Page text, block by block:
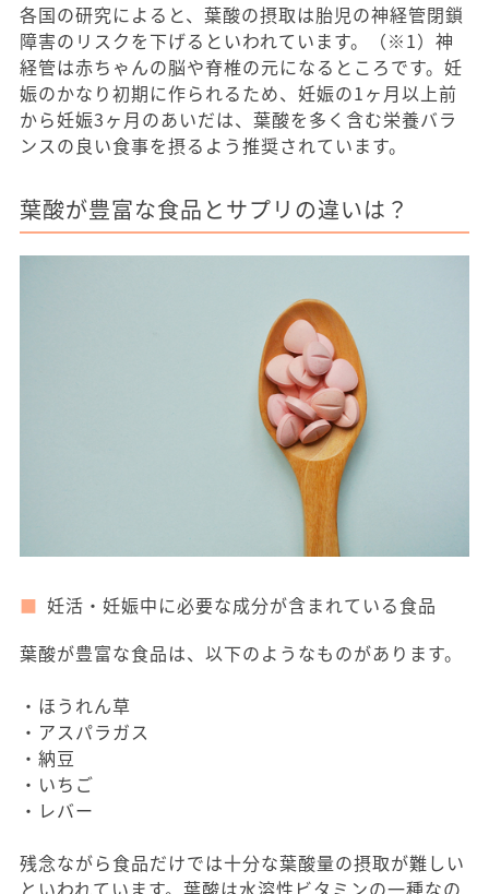
各国の研究によると、葉酸の摂取は胎児の神経管閉鎖
障害のリスクを下げるといわれています。（※1）神
経管は赤ちゃんの脳や脊椎の元になるところです。妊
娠のかなり初期に作られるため、妊娠の1ヶ月以上前
から妊娠3ヶ月のあいだは、葉酸を多く含む栄養バラ
ンスの良い食事を摂るよう推奨されています。
葉酸が豊富な食品とサプリの違いは？
妊活・妊娠中に必要な成分が含まれている食品
葉酸が豊富な食品は、以下のようなものがあります。
・ほうれん草
・アスパラガス
・納豆
・いちご
・レバー
残念ながら食品だけでは十分な葉酸量の摂取が難しい
といわれています。葉酸は水溶性ビタミンの一種なの